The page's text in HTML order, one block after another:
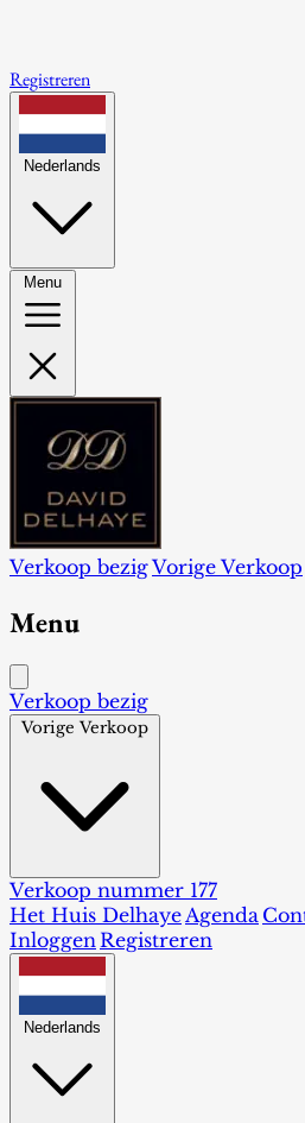
Registreren
Nederlands
Menu
Verkoop bezigVorige Verkoop
Menu
Verkoop bezig
Vorige Verkoop
Verkoop nummer 177
Het Huis DelhayeAgenda
InloggenRegistreren
Nederlands